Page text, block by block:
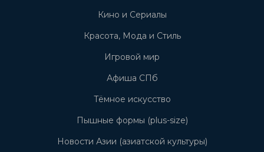
Кино и Сериалы
Красота, Мода и Стиль
Игровой мир
Афиша СПб
Тёмное искусство
Пышные формы (plus-size)
Новости Азии (азиатской культуры)